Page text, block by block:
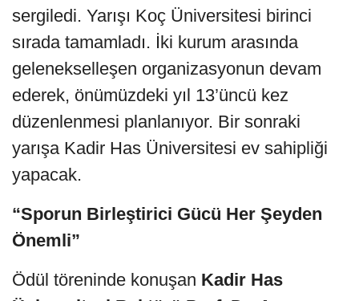
sergiledi. Yarışı Koç Üniversitesi birinci
sırada tamamladı. İki kurum arasında
gelenekselleşen organizasyonun devam
ederek, önümüzdeki yıl 13’üncü kez
düzenlenmesi planlanıyor. Bir sonraki
yarışa Kadir Has Üniversitesi ev sahipliği
yapacak.
“Sporun Birleştirici Gücü Her Şeyden
Önemli”
Ödül töreninde konuşan Kadir Has